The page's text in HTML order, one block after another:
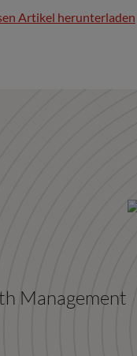
Artikel herunterladen
Management